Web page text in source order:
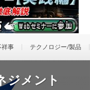
祥事 テクノロジー/製品
ジメント